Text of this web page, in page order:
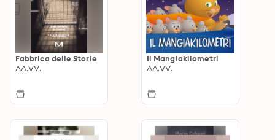
Fabbrica delle Storie
AA.VV.
Il Mangiakilometri
AA.VV.